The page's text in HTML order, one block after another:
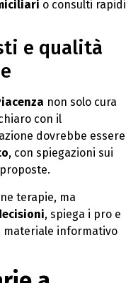
o consulti rapidi
e qualità
non solo cura
con il
dovrebbe essere
, con spiegazioni sui
terapie, ma
, spiega i pro e
materiale informativo